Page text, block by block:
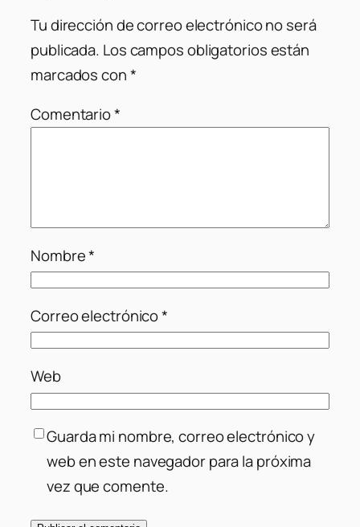
Tu dirección de correo electrónico no será
publicada. Los campos obligatorios están
marcados con*
Comentario*
Nombre*
Correo electrónico*
Web
Guarda mi nombre, correo electrónico y
web en este navegador para la próxima
vez que comente.